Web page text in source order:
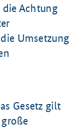
die Achtung
Umsetzung
Gesetz gilt